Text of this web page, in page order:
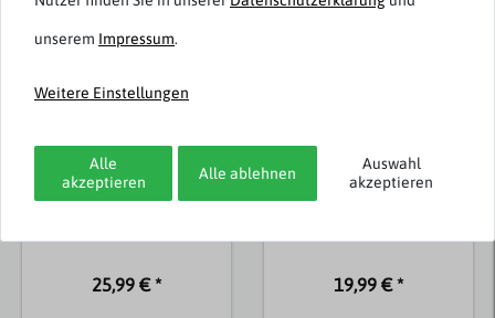
s.Oliver
Übergrößen T-Shirt
25,99 € *
s.Oliver
Übergrößen T-Shirt
19,99 € *
unserem Impressum.
Weitere Einstellungen
Alle
akzeptieren
Alle ablehnen
Auswahl
akzeptieren